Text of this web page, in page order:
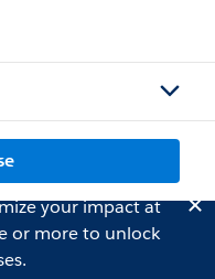
your impact at
or more to unlock